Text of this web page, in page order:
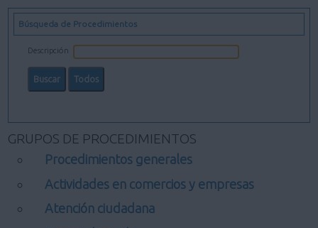
Búsqueda de Procedimientos
Descripción
GRUPOS DE PROCEDIMIENTOS
Procedimientos generales
Actividades en comercios y empresas
Atención ciudadana